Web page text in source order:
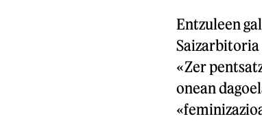
Entzuleen
Saizarbitoria
«Zer
onean